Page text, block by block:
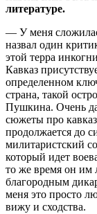
литературе.
— У меня
назвал один
этой терра
Кавказ
определенном
страна, такой
Пушкина. Очень
сюжеты про
продолжается до
милитаристский
который идет
то же время он им
благородным
меня это просто
вижу и сходства.